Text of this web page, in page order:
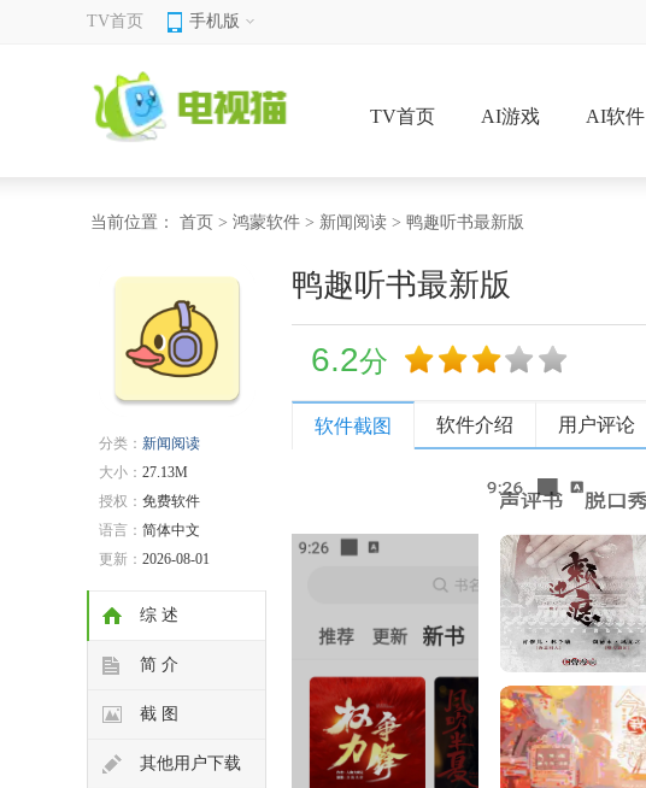
TV首页 手机版
TV首页 AI游戏 AI软件
当前位置： 首页 > 鸿蒙软件 > 新闻阅读 > 鸭趣听书最新版
分类： 新闻阅读
大小： 27.13M
授权： 免费软件
语言： 简体中文
更新： 2026-08-01
综 述
简 介
截 图
其他用户下载
鸭趣听书最新版
6.2分
软件截图 软件介绍 用户评论